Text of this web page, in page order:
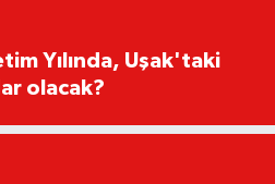
Yılında, Uşak'taki
olacak?